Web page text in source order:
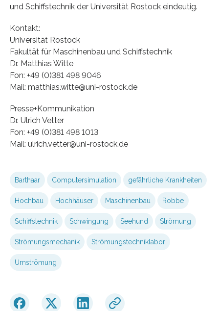
und Schiffstechnik der Universität Rostock eindeutig.
Kontakt:
Universität Rostock
Fakultät für Maschinenbau und Schiffstechnik
Dr. Matthias Witte
Fon: +49 (0)381 498 9046
Mail: matthias.witte@uni-rostock.de
Presse+Kommunikation
Dr. Ulrich Vetter
Fon: +49 (0)381 498 1013
Mail: ulrich.vetter@uni-rostock.de
Barthaar Computersimulation gefährliche Krankheiten
Hochbau Hochhäuser Maschinenbau Robbe
Schiffstechnik Schwingung Seehund Strömung
Strömungsmechanik Strömungstechniklabor
Umströmung